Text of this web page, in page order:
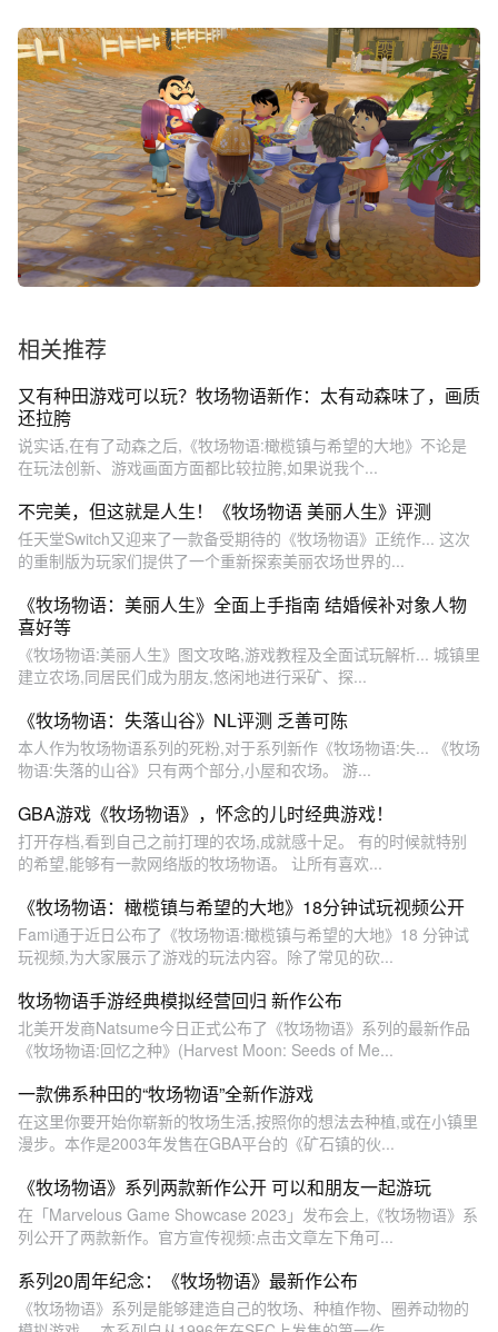
相关推荐
又有种田游戏可以玩？牧场物语新作：太有动森味了，画质
还拉胯
说实话,在有了动森之后,《牧场物语:橄榄镇与希望的大地》不论是
在玩法创新、游戏画面方面都比较拉胯,如果说我个...
不完美，但这就是人生！《牧场物语 美丽人生》评测
任天堂Switch又迎来了一款备受期待的《牧场物语》正统作... 这次
的重制版为玩家们提供了一个重新探索美丽农场世界的...
《牧场物语：美丽人生》全面上手指南 结婚候补对象人物
喜好等
《牧场物语:美丽人生》图文攻略,游戏教程及全面试玩解析... 城镇里
建立农场,同居民们成为朋友,悠闲地进行采矿、探...
《牧场物语：失落山谷》NL评测 乏善可陈
本人作为牧场物语系列的死粉,对于系列新作《牧场物语:失... 《牧场
物语:失落的山谷》只有两个部分,小屋和农场。 游...
GBA游戏《牧场物语》，怀念的儿时经典游戏！
打开存档,看到自己之前打理的农场,成就感十足。 有的时候就特别
的希望,能够有一款网络版的牧场物语。 让所有喜欢...
《牧场物语：橄榄镇与希望的大地》18分钟试玩视频公开
Fami通于近日公布了《牧场物语:橄榄镇与希望的大地》18 分钟试
玩视频,为大家展示了游戏的玩法内容。除了常见的砍...
牧场物语手游经典模拟经营回归 新作公布
北美开发商Natsume今日正式公布了《牧场物语》系列的最新作品
《牧场物语:回忆之种》(Harvest Moon: Seeds of Me...
一款佛系种田的“牧场物语”全新作游戏
在这里你要开始你崭新的牧场生活,按照你的想法去种植,或在小镇里
漫步。本作是2003年发售在GBA平台的《矿石镇的伙...
《牧场物语》系列两款新作公开 可以和朋友一起游玩
在「Marvelous Game Showcase 2023」发布会上,《牧场物语》系
列公开了两款新作。官方宣传视频:点击文章左下角可...
系列20周年纪念：《牧场物语》最新作公布
《牧场物语》系列是能够建造自己的牧场、种植作物、圈养动物的